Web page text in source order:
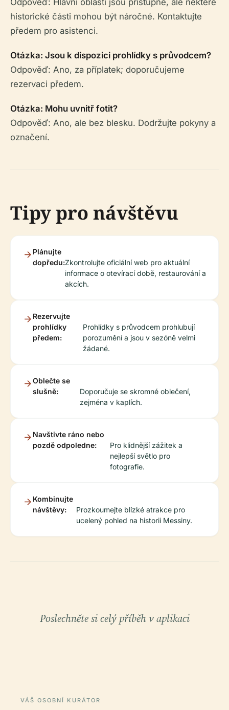
Odpověď: Hlavní oblasti jsou přístupné, ale některé
historické části mohou být náročné. Kontaktujte
předem pro asistenci.
Otázka: Jsou k dispozici prohlídky s průvodcem?
Odpověď: Ano, za příplatek; doporučujeme
rezervaci předem.
Otázka: Mohu uvnitř fotit?
Odpověď: Ano, ale bez blesku. Dodržujte pokyny a
označení.
Tipy pro návštěvu
Plánujte
dopředu:Zkontrolujte oficiální web pro aktuální
informace o otevírací době, restaurování a
akcích.
Rezervujte
prohlídky
předem:
Prohlídky s průvodcem prohlubují
porozumění a jsou v sezóně velmi
žádané.
Oblečte se
slušně:
Doporučuje se skromné oblečení,
zejména v kaplích.
Navštivte ráno nebo
pozdě odpoledne:
Pro klidnější zážitek a
nejlepší světlo pro
fotografie.
Kombinujte
návštěvy:
Prozkoumejte blízké atrakce pro
ucelený pohled na historii Messiny.
Poslechněte si celý příběh v aplikaci
VÁŠ OSOBNÍ KURÁTOR